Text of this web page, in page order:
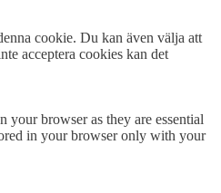
cookie. Du kan även välja att
acceptera cookies kan det
your browser as they are essential
in your browser only with your